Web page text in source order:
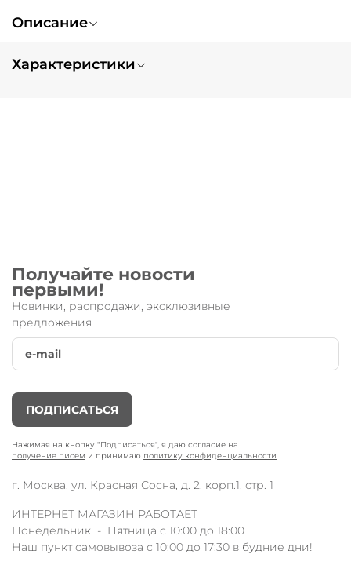
Описание
Характеристики
Получайте новости
первыми!
Новинки, распродажи, эксклюзивные
предложения
ПОДПИСАТЬСЯ
Нажимая на кнопку "Подписаться", я даю согласие на
получение писем и принимаю политику конфиденциальности
г. Москва, ул. Красная Сосна, д. 2. корп.1, стр. 1
ИНТЕРНЕТ МАГАЗИН РАБОТАЕТ
Понедельник - Пятница с 10:00 до 18:00
Наш пункт самовывоза с 10:00 до 17:30 в будние дни!